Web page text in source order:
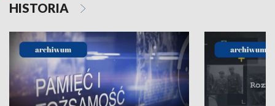
HISTORIA